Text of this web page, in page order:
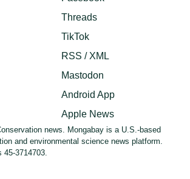
Threads
TikTok
RSS / XML
Mastodon
Android App
Apple News
news. Mongabay is a U.S.-based
and environmental science news platform.
45-3714703.